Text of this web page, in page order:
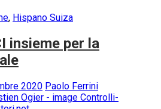
, Hispano Suiza
insieme per la
2020 Paolo Ferrini